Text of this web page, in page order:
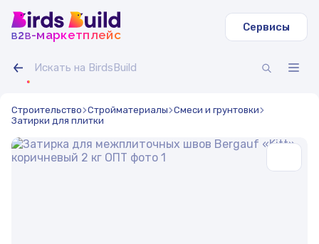
b2b-маркетплейс
Сервисы
Строительство Стройматериалы Смеси и грунтовки
Затирки для плитки